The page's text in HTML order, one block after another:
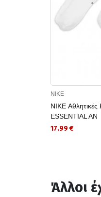
NIKE
NIKE
ESSENTIAL AN
17.99 €
Άλλοι